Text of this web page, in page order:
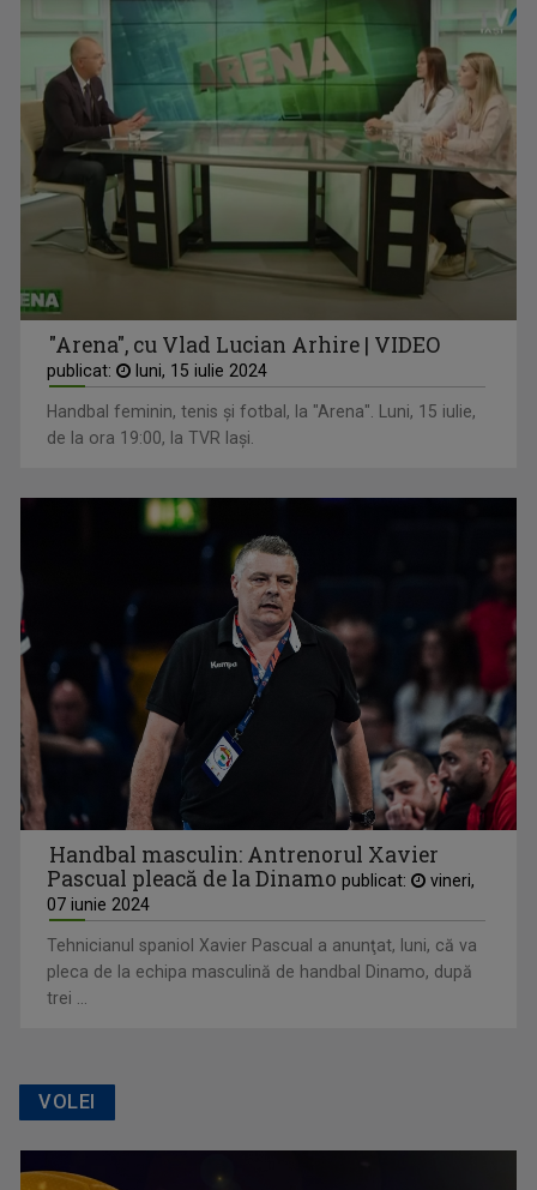
"Arena", cu Vlad Lucian Arhire | VIDEO
publicat: luni, 15 iulie 2024
Handbal feminin, tenis și fotbal, la "Arena". Luni, 15 iulie,
de la ora 19:00, la TVR Iași.
Handbal masculin: Antrenorul Xavier
Pascual pleacă de la Dinamo publicat:
vineri,
07 iunie 2024
Tehnicianul spaniol Xavier Pascual a anunţat, luni, că va
pleca de la echipa masculină de handbal Dinamo, după
trei ...
VOLEI